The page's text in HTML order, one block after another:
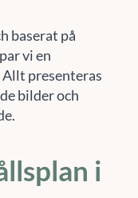
baserat på
vi en
presenteras
bilder och
i